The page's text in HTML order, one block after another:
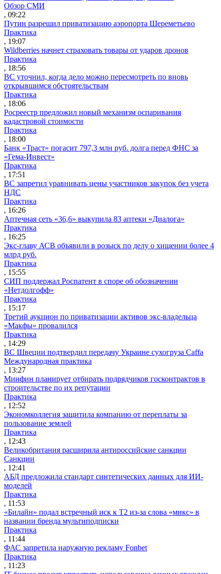
Обзор СМИ
, 09:22
Путин разрешил приватизацию аэропорта Шереметьево
Практика
, 19:07
Wildberries начнет страховать товары от ударов дронов
Практика
, 18:56
ВС уточнил, когда дело можно пересмотреть по вновь
открывшимся обстоятельствам
Практика
, 18:06
Росреестр предложил новый механизм оспаривания
кадастровой стоимости
Практика
, 18:00
Банк «Траст» погасит 797,3 млн руб. долга перед ФНС за
«Гема-Инвест»
Практика
, 17:51
ВС запретил уравнивать цены участников закупок без учета
НДС
Практика
, 16:26
Аптечная сеть «36,6» выкупила 83 аптеки «Диалога»
Практика
, 16:25
Экс-главу АСВ объявили в розыск по делу о хищении более 4
млрд руб.
Практика
, 15:55
СИП поддержал Роспатент в споре об обозначении
«Нетдолгофф»
Практика
, 15:17
Третий аукцион по приватизации активов экс-владельца
«Макфы» провалился
Практика
, 14:29
ВС Швеции подтвердил передачу Украине сухогруза Caffa
Международная практика
, 13:27
Минфин планирует отбирать подрядчиков госконтрактов в
строительстве по их репутации
Практика
, 12:52
Экономколлегия защитила компанию от переплаты за
пользование землей
Практика
, 12:43
Великобритания расширила антироссийские санкции
Санкции
, 12:41
АБД предложила стандарт синтетических данных для ИИ-
моделей
Практика
, 11:53
«Билайн» подал встречный иск к Т2 из-за слова «микс» в
названии бренда мультиподписки
Практика
, 11:44
ФАС запретила наружную рекламу Fonbet
Практика
, 11:23